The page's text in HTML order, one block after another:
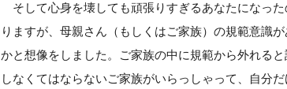
そして心身を壊しても頑張りすぎるあなたになっ
りますが、母親さん（もしくはご家族）の規範意識
かと想像をしました。ご家族の中に規範から外れる
しなくてはならないご家族がいらっしゃって、自分